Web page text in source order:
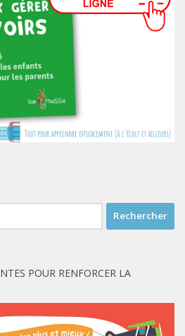
POUR RENFORCER LA